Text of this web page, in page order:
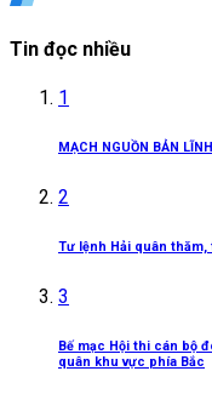
Tin đọc nhiều
1
MẠCH NGUỒN BẢN
2
Tư lệnh Hải quân
3
Bế mạc Hội thi cán bộ
quân khu vực phía Bắc